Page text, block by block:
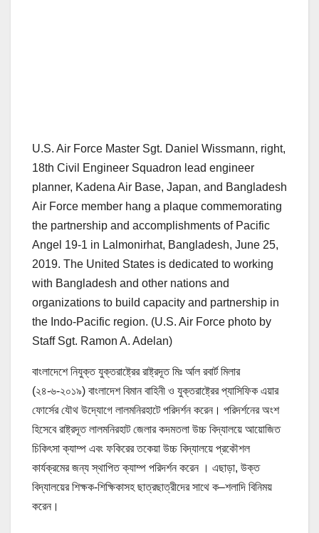
U.S. Air Force Master Sgt. Daniel Wissmann, right,
18th Civil Engineer Squadron lead engineer
planner, Kadena Air Base, Japan, and Bangladesh
Air Force member hang a plaque commemorating
the partnership and accomplishments of Pacific
Angel 19-1 in Lalmonirhat, Bangladesh, June 25,
2019. The United States is dedicated to working
with Bangladesh and other nations and
organizations to build capacity and partnership in
the Indo-Pacific region. (U.S. Air Force photo by
Staff Sgt. Ramon A. Adelan)
বাংলাদেশে নিযুক্ত যুক্তরাষ্ট্রের রাষ্ট্রদূত মিঃ র্আল রবার্ট মিলার
(২৪-৬-২০১৯) বাংলাদেশ বিমান বাহিনী ও যুক্তরাষ্ট্রের প্যাসিফিক এয়ার
ফোর্সের যৌথ উদ্যোগে লালমনিরহাটে পরিদর্শন করেন। পরিদর্শনের অংশ
হিসেবে রাষ্ট্রদূত লালমনিরহাট জেলার কদমতলা উচ্চ বিদ্যালয়ে আয়োজিত
চিকিৎসা ক্যাম্প এবং ফকিরের তকেয়া উচ্চ বিদ্যালয়ে প্রকৌশল
কার্যক্রমের জন্য স্থাপিত ক্যাম্প পরিদর্শন করেন । এছাড়া, উক্ত
বিদ্যালয়ের শিক্ষক-শিক্ষিকাসহ ছাত্রছাত্রীদের সাথে ক–শলাদি বিনিময়
করেন।